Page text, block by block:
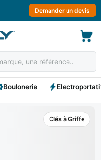
Demander un devis
Boulonerie
Clés à Griffe